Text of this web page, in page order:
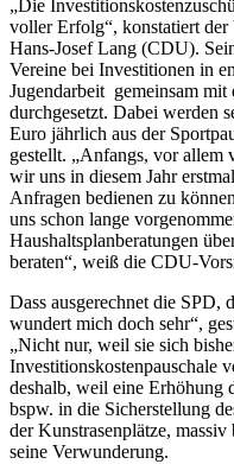
„Die
voller Erfolg“, konstatiert der
Hans-Josef Lang (CDU).
Vereine bei Investitionen in
Jugendarbeit gemeinsam
durchgesetzt. Dabei werden
Euro jährlich aus der
gestellt. „Anfangs, vor allem
wir uns in diesem Jahr
Anfragen bedienen zu
uns schon lange
Haushaltsplanberatungen
beraten“, weiß die CDU-
Dass ausgerechnet die SPD,
wundert mich doch sehr“,
„Nicht nur, weil sie sich
Investitionskostenpauschale
deshalb, weil eine Erhöhung
bspw. in die Sicherstellung
der Kunstrasenplätze,
seine Verwunderung.